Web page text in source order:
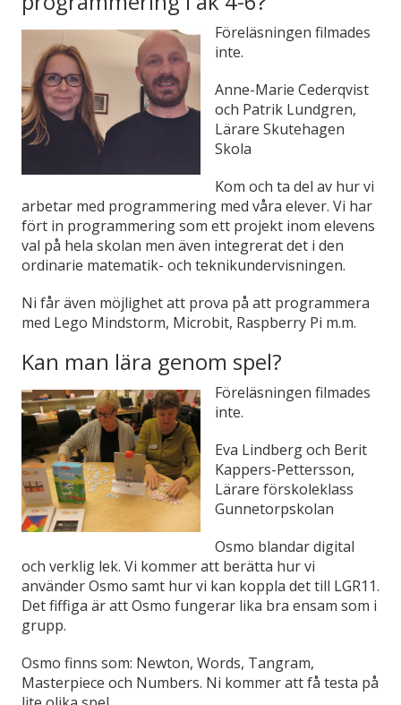
Föreläsningen filmades
inte.
Anne-Marie Cederqvist
och Patrik Lundgren,
Lärare Skutehagen
Skola
Kom och ta del av hur vi
arbetar med programmering med våra elever. Vi har
fört in programmering som ett projekt inom elevens
val på hela skolan men även integrerat det i den
ordinarie matematik- och teknikundervisningen.
Ni får även möjlighet att prova på att programmera
med Lego Mindstorm, Microbit, Raspberry Pi m.m.
Kan man lära genom spel?
Föreläsningen filmades
inte.
Eva Lindberg och Berit
Kappers-Pettersson,
Lärare förskoleklass
Gunnetorpskolan
Osmo blandar digital
och verklig lek. Vi kommer att berätta hur vi
använder Osmo samt hur vi kan koppla det till LGR11.
Det fiffiga är att Osmo fungerar lika bra ensam som i
grupp.
Osmo finns som: Newton, Words, Tangram,
Masterpiece och Numbers. Ni kommer att få testa på